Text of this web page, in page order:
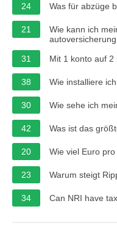
24 Was für abzüge
21
Wie kann ich
31
Mit 1 konto auf
38 Wie installiere
30 Wie sehe ich
42 Was ist das
20 Wie viel Euro
23 Warum steigt
34 Can NRI have